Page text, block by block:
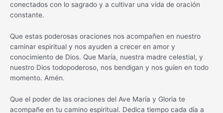
conectados con lo sagrado y a cultivar una vida de oración
constante.
Que estas poderosas oraciones nos acompañen en nuestro
caminar espiritual y nos ayuden a crecer en amor y
conocimiento de Dios. Que María, nuestra madre celestial, y
nuestro Dios todopoderoso, nos bendigan y nos guíen en todo
momento. Amén.
Que el poder de las oraciones del Ave María y Gloria te
acompañe en tu camino espiritual. Dedica tiempo cada día a